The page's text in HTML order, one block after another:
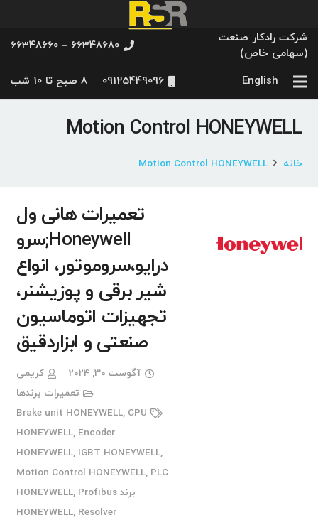
شرکت رادکار صنعت
(سهامی خاص)
66348680 – 66348660
English
09125449096 8 صبح تا 10 شب
Motion Control HONEYWELL
خانه Motion Control HONEYWELL
تعمیرات هانی ول
Honeywell;سرو
درایو،سروموتور، انواع
شیر برقی و پوزیشنر،
تجهیزات اتوماسیون
صنعتی و ابزاردقیق
آگوست 30, 2024
کریمی
تعمیرات برندها
Brake unit HONEYWELL, CPU
HONEYWELL, Encoder
HONEYWELL, IGBT HONEYWELL,
Motion Control HONEYWELL, PLC
برند HONEYWELL
, Profibus
HONEYWELL, Resolver